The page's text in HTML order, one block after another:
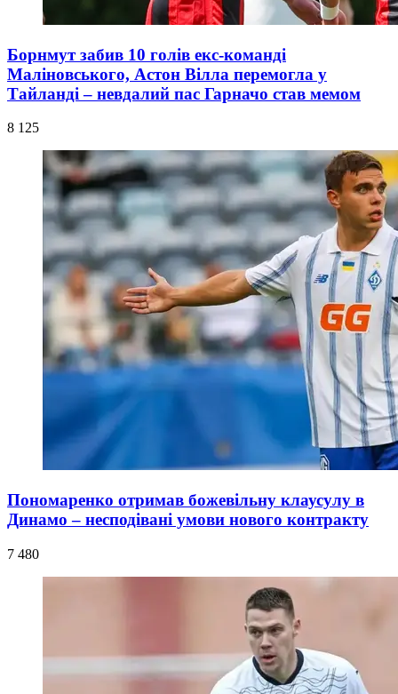
Борнмут забив 10 голів екс-команді
Маліновського, Астон Вілла перемогла у
Тайланді – невдалий пас Гарначо став мемом
8 125
Пономаренко отримав божевільну клаусулу в
Динамо – несподівані умови нового контракту
7 480